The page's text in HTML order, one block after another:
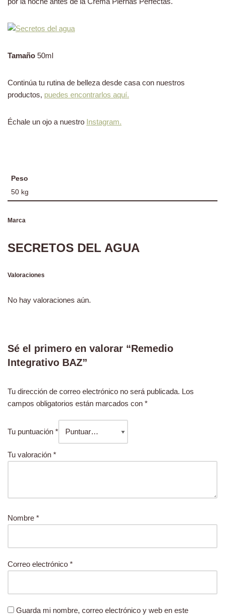
Tamaño 50ml
Continúa tu rutina de belleza desde casa con nuestros
productos, puedes encontrarlos aquí.
Échale un ojo a nuestro Instagram.
Peso
50 kg
Marca
SECRETOS DEL AGUA
Valoraciones
No hay valoraciones aún.
Sé el primero en valorar “Remedio
Integrativo BAZ”
Tu dirección de correo electrónico no será publicada. Los
campos obligatorios están marcados con *
Tu puntuación *
Tu valoración *
Nombre *
Correo electrónico *
Guarda mi nombre, correo electrónico y web en este